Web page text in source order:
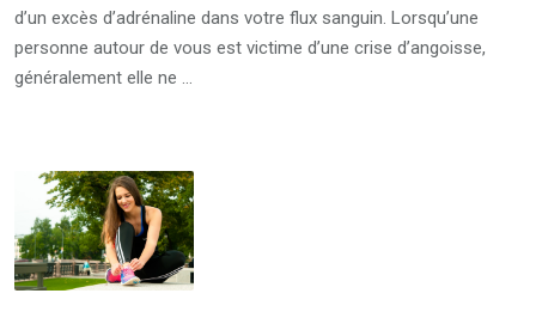
d’un excès d’adrénaline dans votre flux sanguin. Lorsqu’une
personne autour de vous est victime d’une crise d’angoisse,
généralement elle ne …